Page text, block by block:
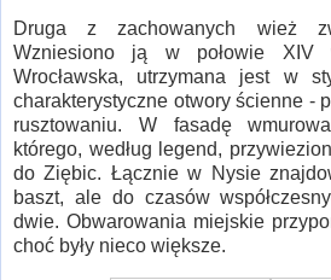
Druga z zachowanych wież
Wzniesiono ją w połowie XIV
Wrocławska, utrzymana jest w
charakterystyczne otwory ścienne -
rusztowaniu. W fasadę
którego, według legend,
do Ziębic. Łącznie w Nysie
baszt, ale do czasów
dwie. Obwarowania miejskie
choć były nieco większe.